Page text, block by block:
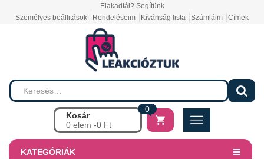
Elakadtál? Segítünk
Személyes beállitások
Rendeléseim Kívánság lista Számláim Címek
Kosár
0 elem -0 Ft
0
KATEGÓRIÁK